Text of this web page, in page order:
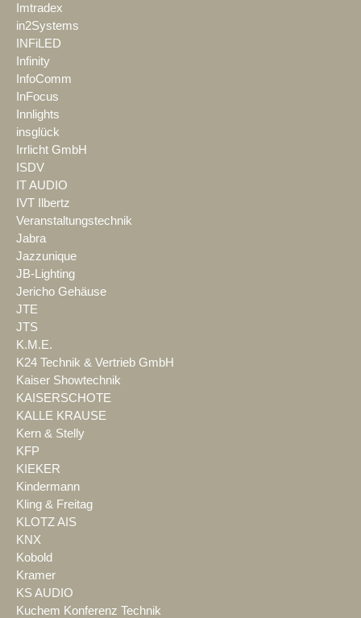
Imtradex
in2Systems
INFiLED
Infinity
InfoComm
InFocus
Innlights
insglück
Irrlicht GmbH
ISDV
IT AUDIO
IVT Ilbertz
Veranstaltungstechnik
Jabra
Jazzunique
JB-Lighting
Jericho Gehäuse
JTE
JTS
K.M.E.
K24 Technik & Vertrieb GmbH
Kaiser Showtechnik
KAISERSCHOTE
KALLE KRAUSE
Kern & Stelly
KFP
KIEKER
Kindermann
Kling & Freitag
KLOTZ AIS
KNX
Kobold
Kramer
KS AUDIO
Kuchem Konferenz Technik